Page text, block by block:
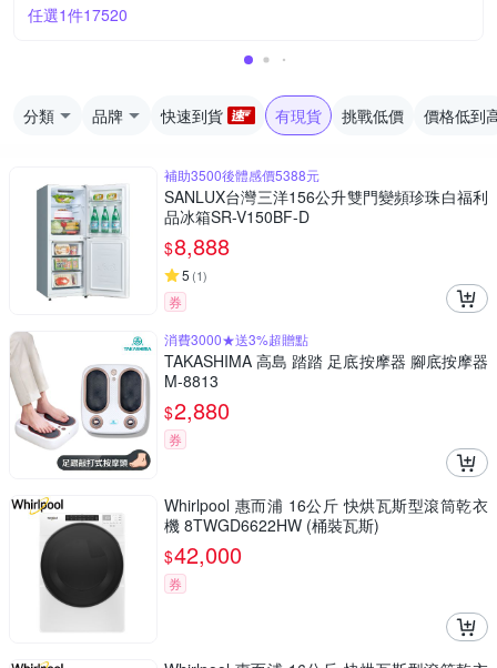
任選1件17520
分類 品牌 快速到貨 有現貨 挑戰低價 價格低到
補助3500後體感價5388元
SANLUX台灣三洋156公升雙門變頻珍珠白福利
品冰箱SR-V150BF-D
$8,888
5 (1)
券
消費3000★送3%超贈點
TAKASHIMA 高島 踏踏 足底按摩器 腳底按摩器
M-8813
$2,880
券
Whirlpool 惠而浦 16公斤 快烘瓦斯型滾筒乾衣
機 8TWGD6622HW (桶裝瓦斯)
$42,000
券